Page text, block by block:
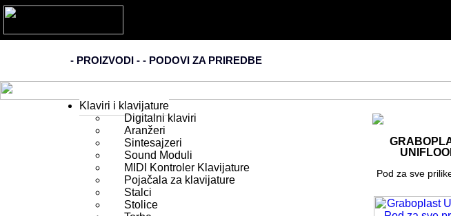
- PROIZVODI - - PODOVI ZA PRIREDBE
Klaviri i klavijature
Digitalni klaviri
Aranžeri
Sintesajzeri
Sound Moduli
MIDI Kontroler Klavijature
Pojačala za klavijature
Stalci
Stolice
Pod za sve